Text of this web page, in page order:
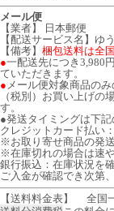
メール便
【業者】 日本郵便
【配送サービス名】ゆ
【備考】 梱包送料は全
●一配送先につき3,980
ていただきます。
● メール便対象商品の
（税別）お買い上げの
す。
●発送タイミングは下記
クレジットカード払い
※お取り寄せ商品の発
※在庫切れの場合は速
銀行振込：在庫状況を
ご入金が確認でき次第
【送料料金表】
全国